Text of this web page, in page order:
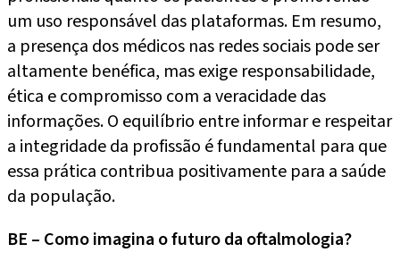
um uso responsável das plataformas. Em resumo,
a presença dos médicos nas redes sociais pode ser
altamente benéfica, mas exige responsabilidade,
ética e compromisso com a veracidade das
informações. O equilíbrio entre informar e respeitar
a integridade da profissão é fundamental para que
essa prática contribua positivamente para a saúde
da população.
BE – Como imagina o futuro da oftalmologia?